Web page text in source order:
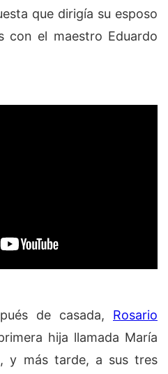
que dirigía su esposo
con el maestro Eduardo
de casada, Rosario
hija llamada María
y más tarde, a sus tres